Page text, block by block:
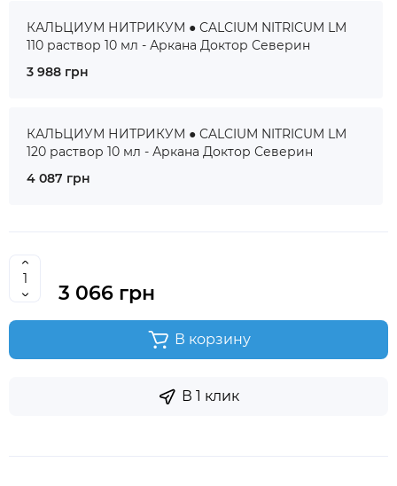
КАЛЬЦИУМ НИТРИКУМ ● CALCIUM NITRICUM LM
110 раствор 10 мл - Аркана Доктор Северин
3 988 грн
КАЛЬЦИУМ НИТРИКУМ ● CALCIUM NITRICUM LM
120 раствор 10 мл - Аркана Доктор Северин
4 087 грн
3 066 грн
В корзину
В 1 клик